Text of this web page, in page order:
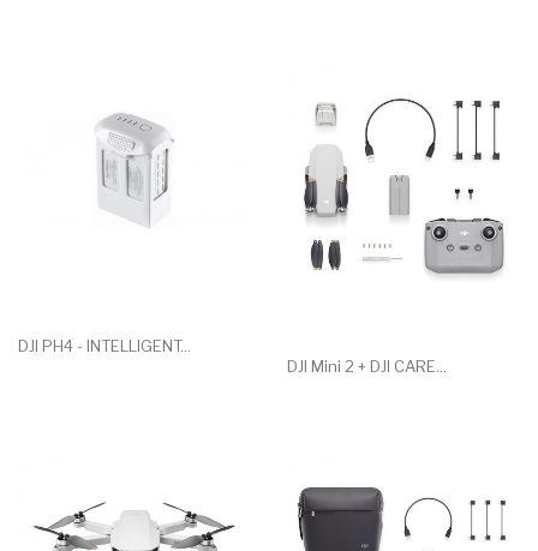
DJI PH4 - INTELLIGENT...
DJI Mini 2 + DJI CARE...